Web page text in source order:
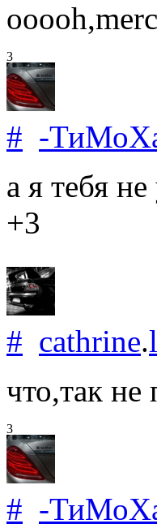
3
# -
а я тебя
+3
# cathrine.
что,так
3
# -